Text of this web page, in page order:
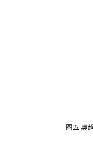
图五 奥